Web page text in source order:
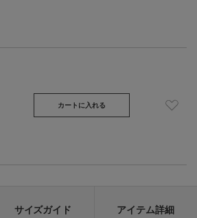
カートに入れる
サイズガイド アイテム詳細